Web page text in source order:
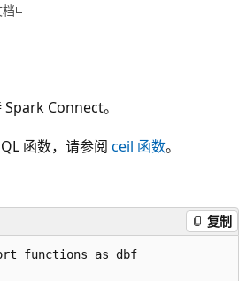
Connect。
函数，请参阅 ceil 函数。
复制
functions as dbf